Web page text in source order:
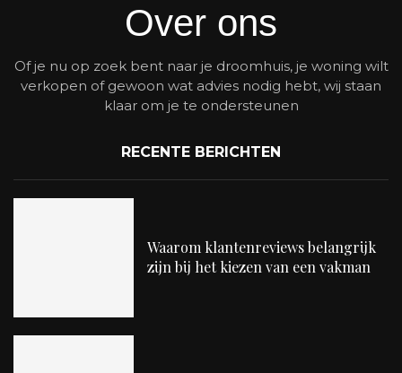
Over ons
Of je nu op zoek bent naar je droomhuis, je woning wilt
verkopen of gewoon wat advies nodig hebt, wij staan
klaar om je te ondersteunen
RECENTE BERICHTEN
Waarom klantenreviews belangrijk
zijn bij het kiezen van een vakman